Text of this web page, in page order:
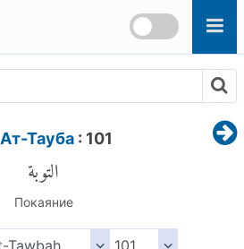
Ат-Тауба : 101
التوبة
Покаяние